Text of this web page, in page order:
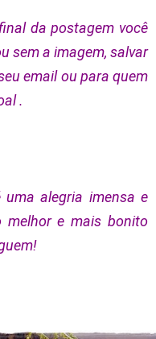
da postagem você
sem a imagem, salvar
email ou para quem
.
alegria imensa e
e mais bonito